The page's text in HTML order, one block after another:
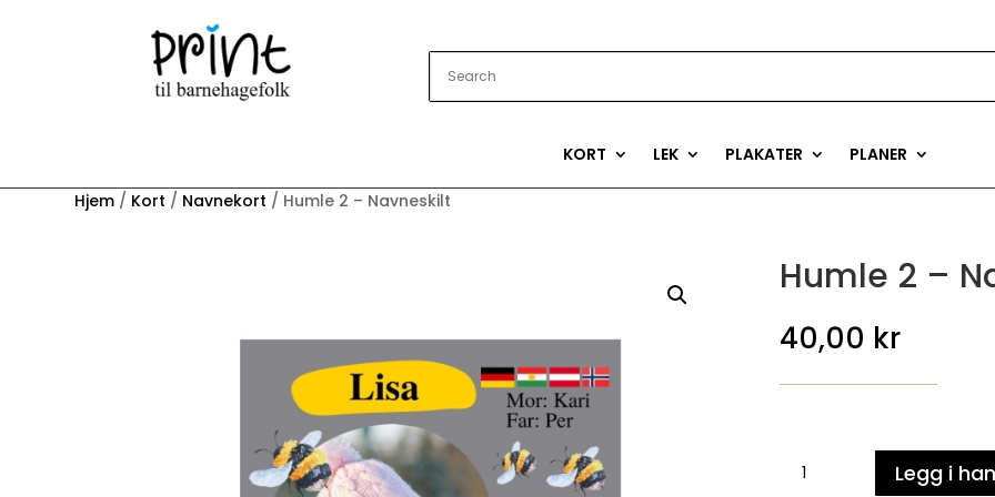
KORT LEK PLAKATER PLANER
Hjem / Kort / Navnekort / Humle 2 – Navneskilt
Humle 2 –
40,00 kr
Legg i